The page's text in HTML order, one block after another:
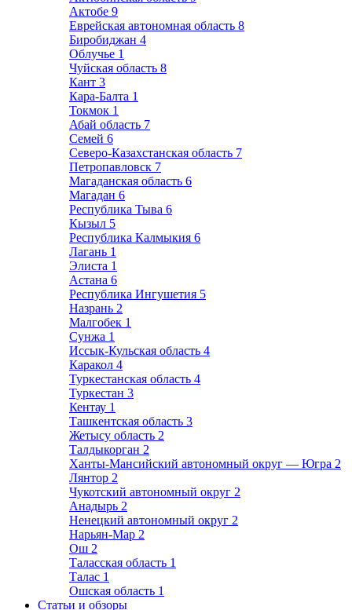
Актобе 9
Еврейская автономная область 8
Биробиджан 4
Облучье 1
Чуйская область 8
Кант 3
Кара-Балта 1
Токмок 1
Абай область 7
Семей 6
Северо-Казахстанская область 7
Петропавловск 7
Магаданская область 6
Магадан 6
Республика Тыва 6
Кызыл 5
Республика Калмыкия 6
Лагань 1
Элиста 1
Астана 6
Республика Ингушетия 5
Назрань 2
Малгобек 1
Сунжа 1
Иссык-Кульская область 4
Каракол 4
Туркестанская область 4
Туркестан 3
Кентау 1
Ташкентская область 3
Жетысу область 2
Талдыкорган 2
Ханты-Мансийский автономный округ — Югра 2
Лянтор 2
Чукотский автономный округ 2
Анадырь 2
Ненецкий автономный округ 2
Нарьян-Мар 2
Ош 2
Таласская область 1
Талас 1
Ошская область 1
Статьи и обзоры